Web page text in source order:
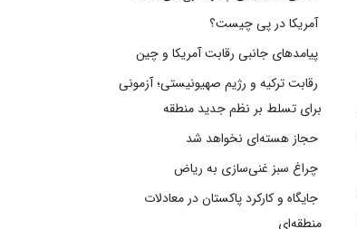
آمریکا در پی چیست؟
پیامدهای جانبی رقابت آمریکا و چین
رقابت ترکیه و رژیم صهیونیستی؛ آزمونی
برای تسلط بر نظم جدید منطقه
حجاز هسته‌ای نخواهد شد
چراغ سبز غنی‌سازی به ریاض
جایگاه و کارکرد پاکستان در معادلات
منطقه‌ای